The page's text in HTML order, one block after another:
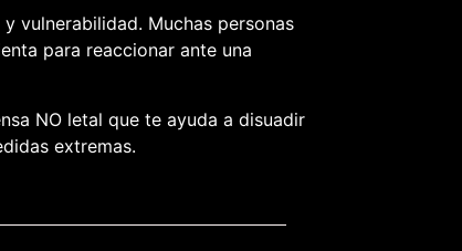
vulnerabilidad. Muchas personas
para reaccionar ante una
NO letal que te ayuda a disuadir
extremas.